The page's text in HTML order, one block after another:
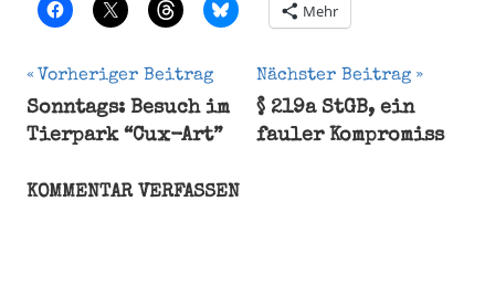
Mehr
blog
Bremische
Einig
Beitragsnavigation
Vorheriger Beitrag
Sonntags: Besuch im
Tierpark “Cux-Art”
Nächster Beitrag
§ 219a StGB, ein
fauler Kompromiss
KOMMENTAR VERFASSEN